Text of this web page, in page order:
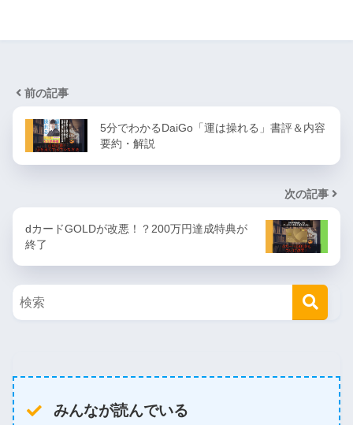
前の記事
5分でわかるDaiGo「運は操れる」書評＆内容
要約・解説
次の記事
dカードGOLDが改悪！？200万円達成特典が
終了
みんなが読んでいる